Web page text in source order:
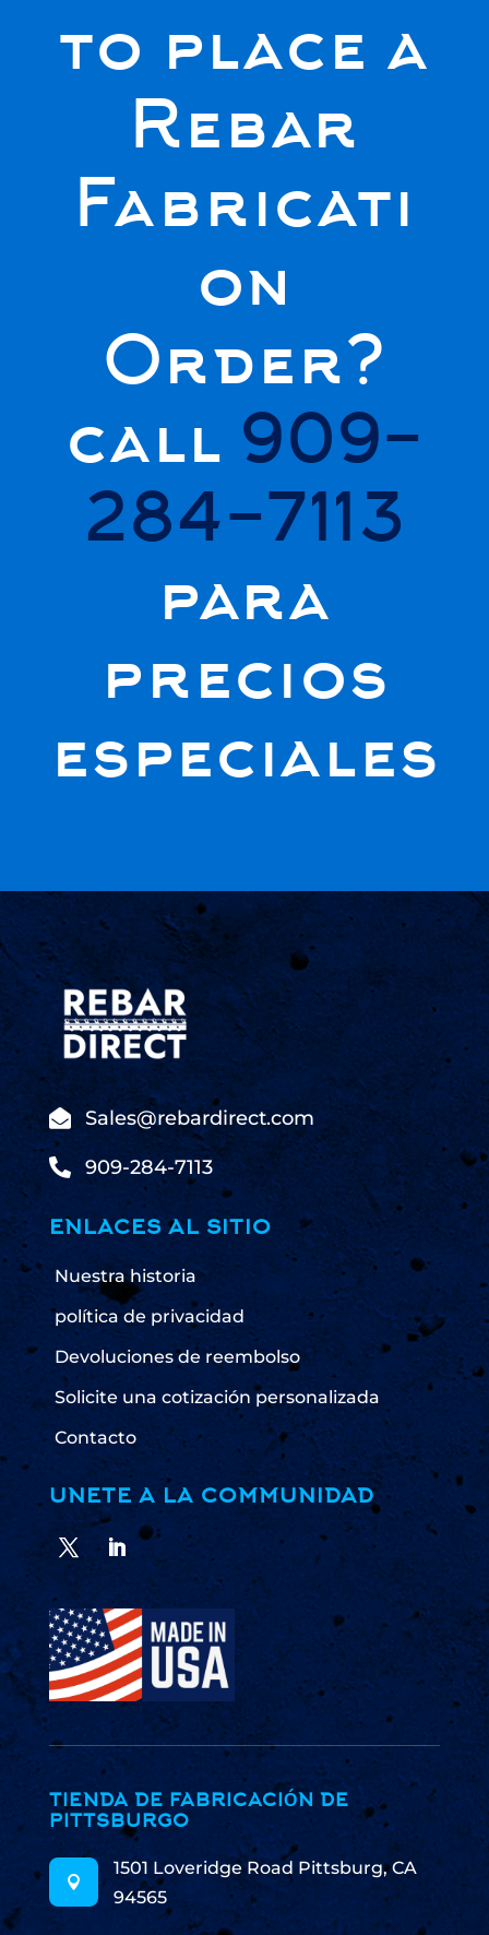
to place a
Rebar
Fabricati
on
Order?
call 909-
284-7113
para
precios
especiales
 Sales@rebardirect.com
 909-284-7113
ENLACES AL SITIO
Nuestra historia
política de privacidad
Devoluciones de reembolso
Solicite una cotización personalizada
Contacto
UNETE A LA COMMUNIDAD
TIENDA DE FABRICACIÓN DE
PITTSBURGO

1501 Loveridge Road Pittsburg, CA
94565